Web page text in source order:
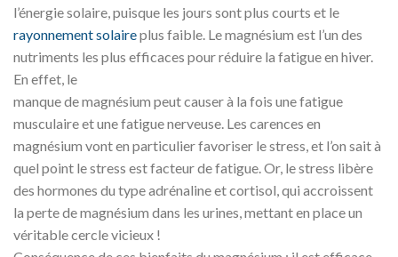
l’énergie solaire, puisque les jours sont plus courts et le
rayonnement solaireplus faible. Le magnésium est l’un des
nutriments les plus efficaces pour réduire la fatigue en hiver.
En effet, le
manque de magnésium peut causer à la fois une fatigue
musculaire et une fatigue nerveuse. Les carences en
magnésium vont en particulier favoriser le stress, et l’on sait à
quel point le stress est facteur de fatigue. Or, le stress libère
des hormones du type adrénaline et cortisol, qui accroissent
la perte de magnésium dans les urines, mettant en place un
véritable cercle vicieux !